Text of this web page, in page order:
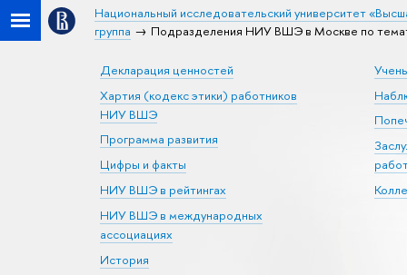
Национальный исследовательский университет
группа
Подразделения НИУ ВШЭ в Москве по
Декларация ценностей
Хартия (кодекс этики) работников
НИУ ВШЭ
Программа развития
Цифры и факты
НИУ ВШЭ в рейтингах
НИУ ВШЭ в международных
ассоциациях
История